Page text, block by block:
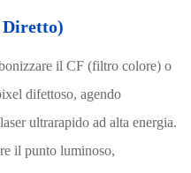
Diretto)
il CF (filtro colore) o
difettoso, agendo
ultrarapido ad alta energia.
il punto luminoso,